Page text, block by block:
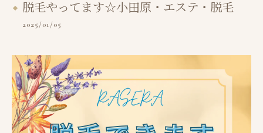
脱毛やってます☆小田原・エステ・脱毛
2025/01/05